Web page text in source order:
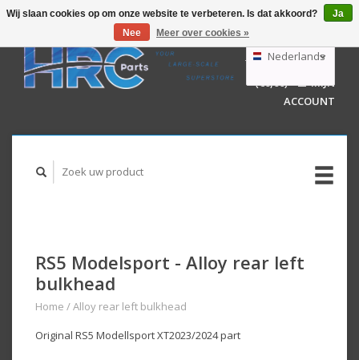
GBP
AUD
Nederlands
Deutsch
English
WINKELWAGEN
(€0,00)
MIJN
ACCOUNT
RS5 Modelsport - Alloy rear left
bulkhead
Home /Alloy rear left bulkhead
Original RS5 Modellsport XT2023/2024 part
Wij slaan cookies op om onze website te verbeteren. Is dat akkoord?
Ja
Nee
Meer over cookies »